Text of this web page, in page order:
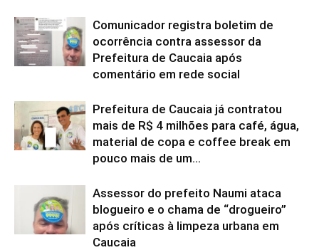
Comunicador registra boletim de
ocorrência contra assessor da
Prefeitura de Caucaia após
comentário em rede social
Prefeitura de Caucaia já contratou
mais de R$ 4 milhões para café, água,
material de copa e coffee break em
pouco mais de um...
Assessor do prefeito Naumi ataca
blogueiro e o chama de “drogueiro”
após críticas à limpeza urbana em
Caucaia